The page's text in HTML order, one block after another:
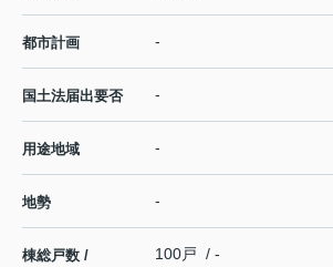
都市計画 -
国土法届出要否 -
用途地域 -
地勢 -
棟総戸数 / 100戸 / -